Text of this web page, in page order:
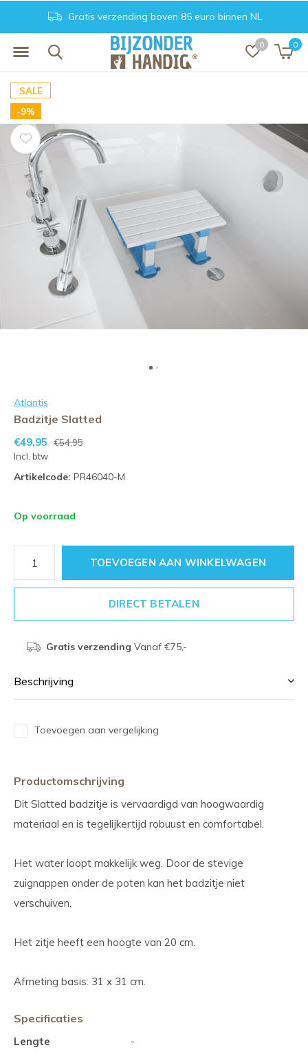
0 0
Gratis verzending boven 85 euro binnen NL
SALE
-9%
Atlantis
Badzitje Slatted
€49,95
€54,95
Incl. btw
Artikelcode: PR46040-M
Op voorraad
TOEVOEGEN AAN WINKELWAGEN
DIRECT BETALEN
Gratis verzending Vanaf €75,-
Beschrijving
Toevoegen aan vergelijking
Productomschrijving
Dit Slatted badzitje is vervaardigd van hoogwaardig
materiaal en is tegelijkertijd robuust en comfortabel.
Het water loopt makkelijk weg. Door de stevige
zuignappen onder de poten kan het badzitje niet
verschuiven.
Het zitje heeft een hoogte van 20 cm.
Afmeting basis: 31 x 31 cm.
Specificaties
Lengte
-